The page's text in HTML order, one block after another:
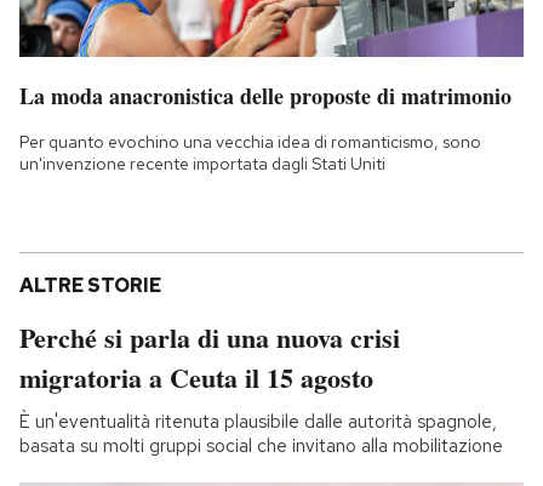
La moda anacronistica delle proposte di matrimonio
Per quanto evochino una vecchia idea di romanticismo, sono
un'invenzione recente importata dagli Stati Uniti
ALTRE STORIE
Perché si parla di una nuova crisi
migratoria a Ceuta il 15 agosto
È un'eventualità ritenuta plausibile dalle autorità spagnole,
basata su molti gruppi social che invitano alla mobilitazione